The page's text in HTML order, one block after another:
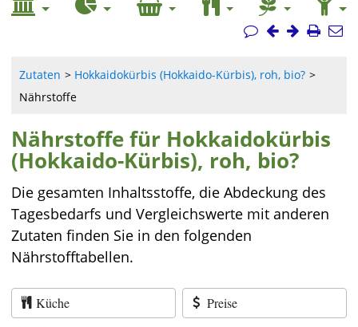
Zutaten
Hokkaidokürbis (Hokkaido-Kürbis), roh, bio?
Nährstoffe
Nährstoffe für Hokkaidokürbis
(Hokkaido-Kürbis), roh, bio?
Die gesamten Inhaltsstoffe, die Abdeckung des
Tagesbedarfs und Vergleichswerte mit anderen
Zutaten finden Sie in den folgenden
Nährstofftabellen.
Küche Preise